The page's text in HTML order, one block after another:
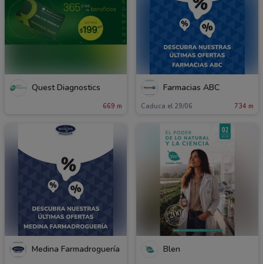
Quest Diagnostics
669 m
Farmacias ABC
Caduca el 29/06 734 m
Medina Farmadroguería Blen